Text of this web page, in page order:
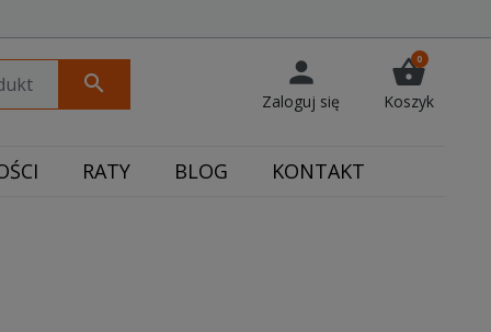
search person
Zaloguj się
shopping_basket
0
Koszyk
RATY BLOG KONTAKT